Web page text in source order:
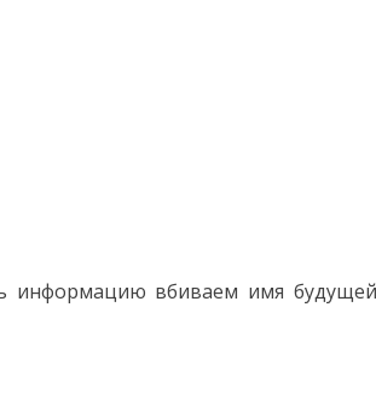
информацию вбиваем имя